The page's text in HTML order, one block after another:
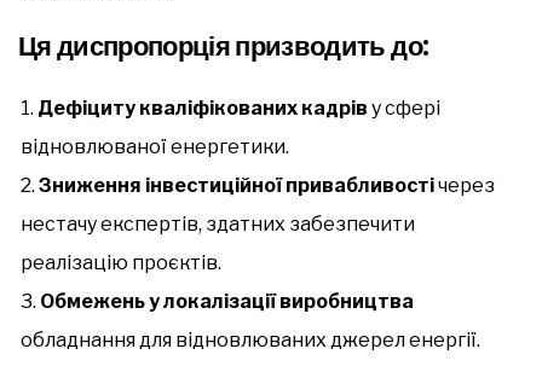
Ця диспропорція призводить до:
Дефіциту кваліфікованих кадрів у сфері
відновлюваної енергетики.
Зниження інвестиційної привабливостічерез
нестачу експертів, здатних забезпечити
реалізацію проєктів.
Обмежень у локалізації виробництва
обладнання для відновлюваних джерел енергії.